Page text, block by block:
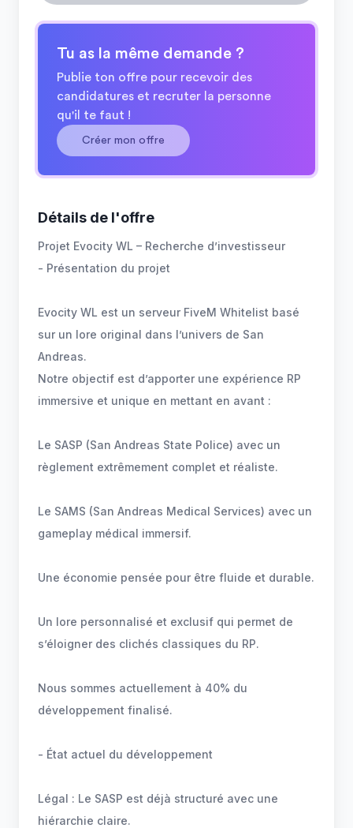
Tu as la même demande ?
Publie ton offre pour recevoir des
candidatures et recruter la personne
qu'il te faut !
Créer mon offre
Détails de l'offre
Projet Evocity WL – Recherche d’investisseur
- Présentation du projet
Evocity WL est un serveur FiveM Whitelist basé
sur un lore original dans l’univers de San
Andreas.
Notre objectif est d’apporter une expérience RP
immersive et unique en mettant en avant :
Le SASP (San Andreas State Police) avec un
règlement extrêmement complet et réaliste.
Le SAMS (San Andreas Medical Services) avec un
gameplay médical immersif.
Une économie pensée pour être fluide et durable.
Un lore personnalisé et exclusif qui permet de
s’éloigner des clichés classiques du RP.
Nous sommes actuellement à 40% du
développement finalisé.
- État actuel du développement
Légal : Le SASP est déjà structuré avec une
hiérarchie claire.